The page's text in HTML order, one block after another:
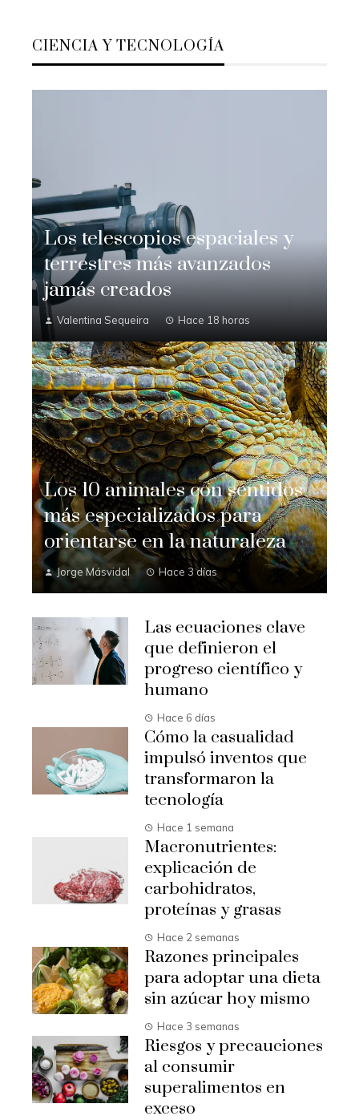
CIENCIA Y TECNOLOGÍA
Los telescopios espaciales y
terrestres más avanzados
jamás creados
Valentina Sequeira Hace 18 horas
Los 10 animales con sentidos
más especializados para
orientarse en la naturaleza
Jorge Másvidal Hace 3 días
Las ecuaciones clave
que definieron el
progreso científico y
humano
Hace 6 días
Cómo la casualidad
impulsó inventos que
transformaron la
tecnología
Hace 1 semana
Macronutrientes:
explicación de
carbohidratos,
proteínas y grasas
Hace 2 semanas
Razones principales
para adoptar una dieta
sin azúcar hoy mismo
Hace 3 semanas
Riesgos y precauciones
al consumir
superalimentos en
exceso